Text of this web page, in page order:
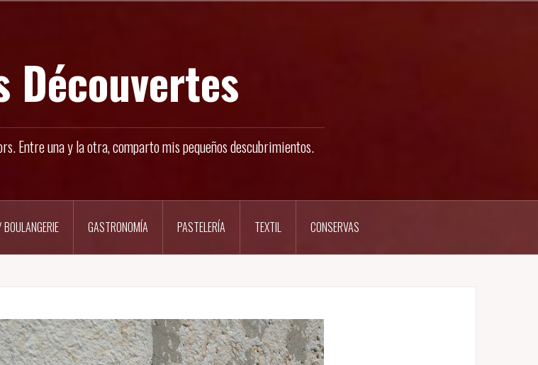
Découvertes
Entre una y la otra, comparto mis pequeños descubrimientos.
GASTRONOMÍA PASTELERÍA TEXTIL CONSERVAS